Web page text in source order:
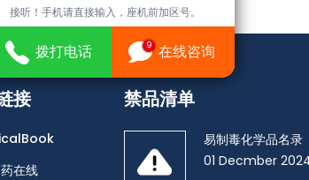
接听！手机请直接输入，座机前加区号。
拨打电话 9 在线咨询
接
在线
禁品清单
易制毒化学品名录
01 Decmber